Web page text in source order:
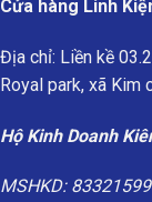
Cửa hàng Linh
Địa chỉ: Liền kề
Royal park, xã Kim
Hộ Kinh Doanh
MSHKD: